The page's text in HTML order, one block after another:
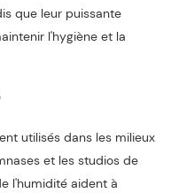
que leur puissante
l'hygiène et la
utilisés dans les milieux
et les studios de
l'humidité aident à